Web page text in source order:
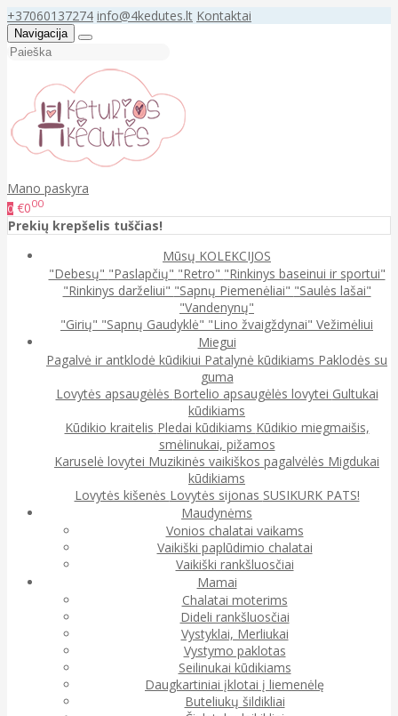
+37060137274 info@4kedutes.lt Kontaktai
Navigacija
Mano paskyra
0 €000
Prekių krepšelis tuščias!
Mūsų KOLEKCIJOS
"Debesų" "Paslapčių" "Retro" "Rinkinys baseinui ir sportui"
"Rinkinys darželiui" "Sapnų Piemenėliai" "Saulės lašai"
"Vandenynų"
"Girių" "Sapnų Gaudyklė" "Lino žvaigždynai" Vežimėliui
Miegui
Pagalvė ir antklodė kūdikiui Patalynė kūdikiams Paklodės su
guma
Lovytės apsaugėlės Bortelio apsaugėlės lovytei Gultukai
kūdikiams
Kūdikio kraitelis Pledai kūdikiams Kūdikio miegmaišis,
smėlinukai, pižamos
Karuselė lovytei Muzikinės vaikiškos pagalvėlės Migdukai
kūdikiams
Lovytės kišenės Lovytės sijonas SUSIKURK PATS!
Maudynėms
Vonios chalatai vaikams
Vaikiški paplūdimio chalatai
Vaikiški rankšluosčiai
Mamai
Chalatai moterims
Dideli rankšluosčiai
Vystyklai, Merliukai
Vystymo paklotas
Seilinukai kūdikiams
Daugkartiniai įklotai į liemenėlę
Buteliukų šildikliai